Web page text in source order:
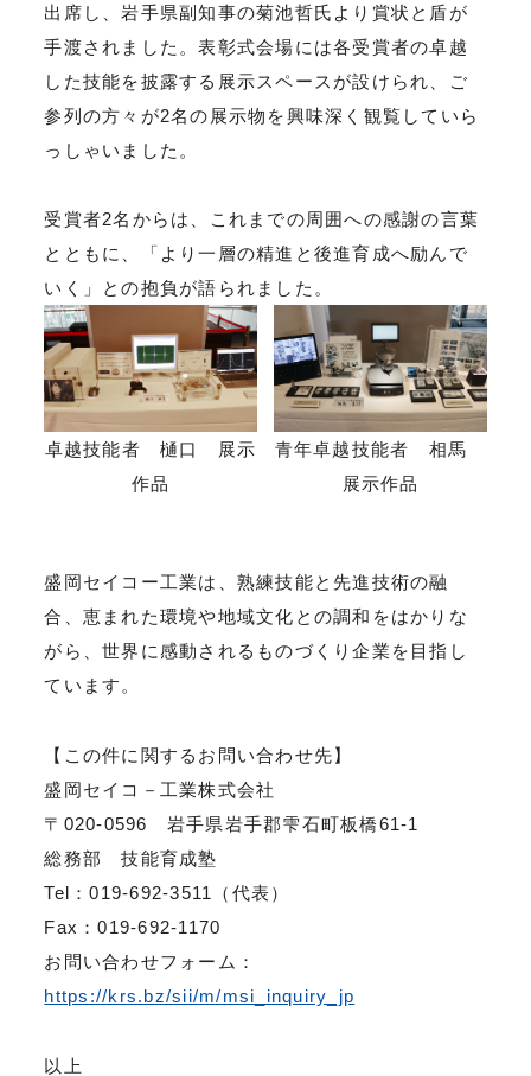
出席し、岩手県副知事の菊池哲氏より賞状と盾が
手渡されました。表彰式会場には各受賞者の卓越
した技能を披露する展示スペースが設けられ、ご
参列の方々が2名の展示物を興味深く観覧していら
っしゃいました。
受賞者2名からは、これまでの周囲への感謝の言葉
とともに、「より一層の精進と後進育成へ励んで
いく」との抱負が語られました。
卓越技能者 樋口 展示
作品
青年卓越技能者 相馬
展示作品
盛岡セイコー工業は、熟練技能と先進技術の融
合、恵まれた環境や地域文化との調和をはかりな
がら、世界に感動されるものづくり企業を目指し
ています。
【この件に関するお問い合わせ先】
盛岡セイコ－工業株式会社
〒020-0596 岩手県岩手郡雫石町板橋61-1
総務部 技能育成塾
Tel：019-692-3511（代表）
Fax：019-692-1170
お問い合わせフォーム：
https://krs.bz/sii/m/msi_inquiry_jp
以上